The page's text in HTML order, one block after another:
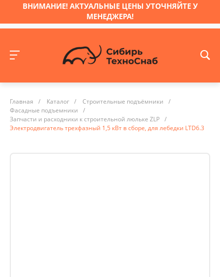
ВНИМАНИЕ! АКТУАЛЬНЫЕ ЦЕНЫ УТОЧНЯЙТЕ У
МЕНЕДЖЕРА!
Главная / Каталог / Строительные подъёмники
/
Фасадные подъемники
/
Запчасти и расходники к строительной люльке ZLP /
Электродвигатель трехфазный 1,5 кВт в сборе, для лебедки LTD6.3